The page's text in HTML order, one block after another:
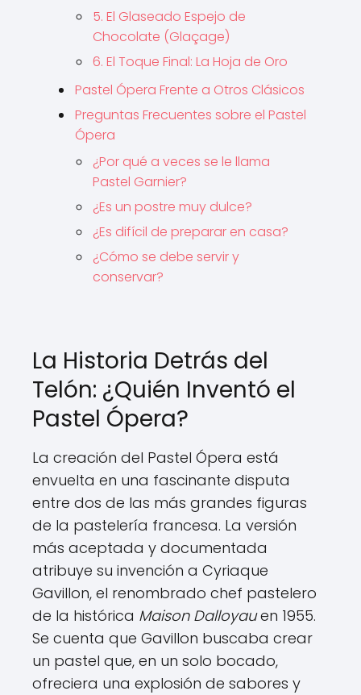
5. El Glaseado Espejo de
Chocolate (Glaçage)
6. El Toque Final: La Hoja de Oro
Pastel Ópera Frente a Otros Clásicos
Preguntas Frecuentes sobre el Pastel
Ópera
¿Por qué a veces se le llama
Pastel Garnier?
¿Es un postre muy dulce?
¿Es difícil de preparar en casa?
¿Cómo se debe servir y
conservar?
La Historia Detrás del
Telón: ¿Quién Inventó el
Pastel Ópera?
La creación del Pastel Ópera está
envuelta en una fascinante disputa
entre dos de las más grandes figuras
de la pastelería francesa. La versión
más aceptada y documentada
atribuye su invención a Cyriaque
Gavillon, el renombrado chef pastelero
de la histórica Maison Dalloyauen 1955.
Se cuenta que Gavillon buscaba crear
un pastel que, en un solo bocado,
ofreciera una explosión de sabores y